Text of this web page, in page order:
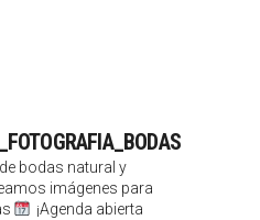
bodas natural y
imágenes para
¡Agenda abierta